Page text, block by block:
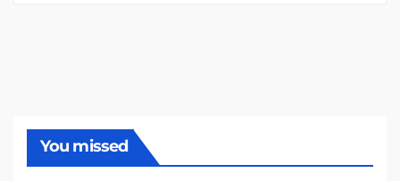
You missed